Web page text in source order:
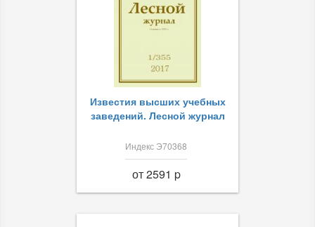
Известия высших учебных
заведений. Лесной журнал
Индекс Э70368
от 2591 p